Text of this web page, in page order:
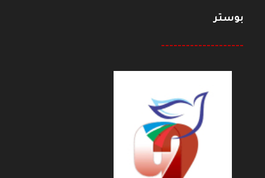
بوستر
--------------------